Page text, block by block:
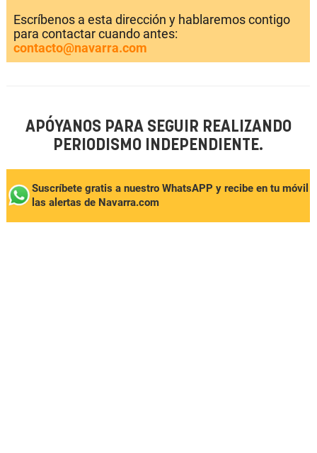
Escríbenos a esta dirección y hablaremos contigo
para contactar cuando antes:
contacto@navarra.com
APÓYANOS PARA SEGUIR REALIZANDO
PERIODISMO INDEPENDIENTE.
Suscríbete gratis a nuestro WhatsAPP y recibe en tu móvil
las alertas de Navarra.com